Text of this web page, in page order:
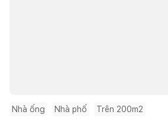
Nhà ống Nhà phố Trên 200m2